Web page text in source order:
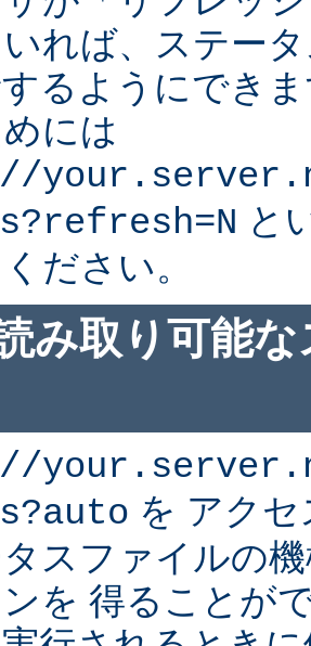
いれば、ステー
るようにでき
には
と
ださい。
み取り可能
を アク
スファイルの
を 得ることが